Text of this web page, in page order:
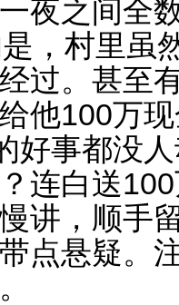
夜之间全
，村里虽
过。甚至
他100万
好事都没
连白送
讲，顺手
点悬疑。